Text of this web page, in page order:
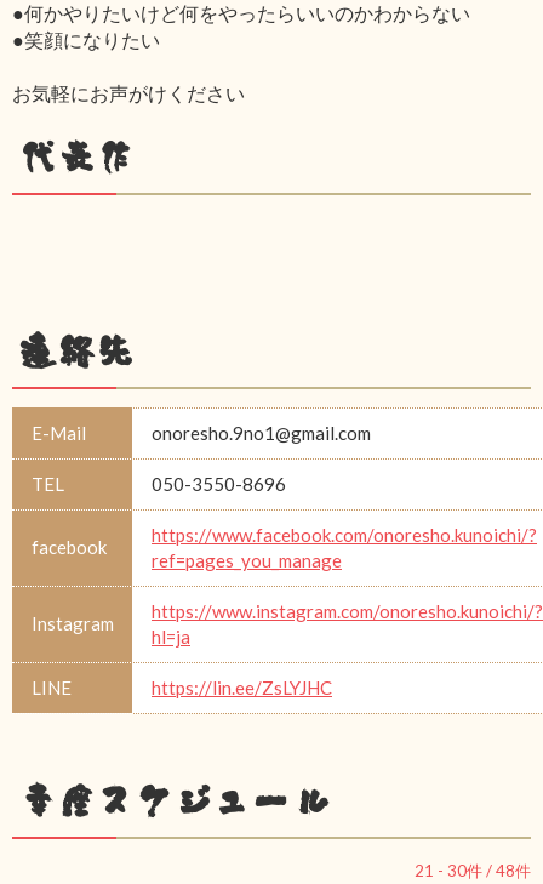
●何かやりたいけど何をやったらいいのかわからない
●笑顔になりたい
お気軽にお声がけください
代表作
連絡先
E-Mail onoresho.9no1@gmail.com
TEL 050-3550-8696
facebook
https://www.facebook.com/onoresho.kunoichi/?
ref=pages_you_manage
Instagram
https://www.instagram.com/onoresho.kunoichi/?
hl=ja
LINE https://lin.ee/ZsLYJHC
幸座スケジュール
21 - 30件 /48件